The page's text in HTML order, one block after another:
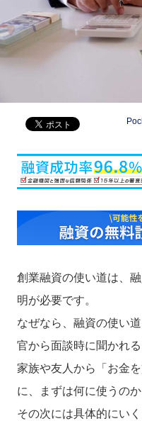
創業融資の使い道は、
明が必要です。
なぜなら、融資の使い
官から面談時に聞かれる
家族や友人から「お金
に、まずは何に使うのか
その次には具体的にい